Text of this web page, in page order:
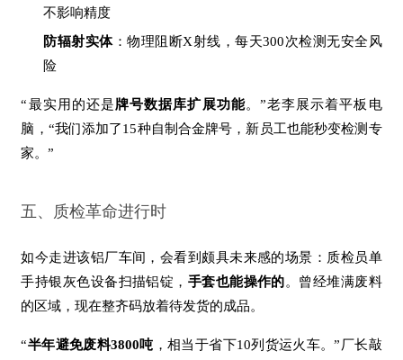
不影响精度
防辐射实体：物理阻断X射线，每天300次检测无安全风
险
“最实用的还是牌号数据库扩展功能。”老李展示着平板电
脑，“我们添加了15种自制合金牌号，新员工也能秒变检测专
家。”
五、质检革命进行时
如今走进该铝厂车间，会看到颇具未来感的场景：质检员单
手持银灰色设备扫描铝锭， 手套也能操作的。曾经堆满废料
的区域，现在整齐码放着待发货的成品。
“半年避免废料3800吨 ，相当于省下10列货运火车。”厂长敲